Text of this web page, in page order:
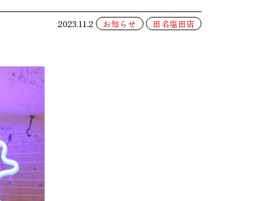
2023.11.2 お知らせ 田名塩田店